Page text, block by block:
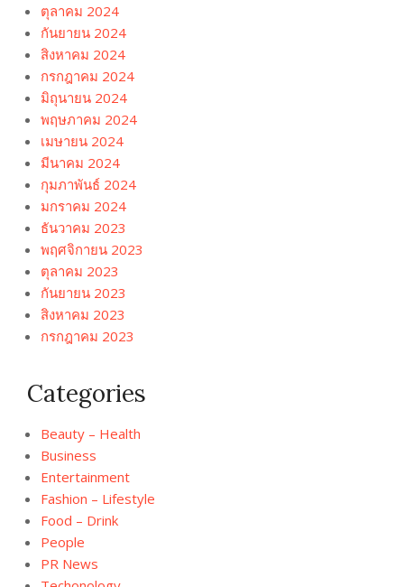
ตุลาคม 2024
กันยายน 2024
สิงหาคม 2024
กรกฎาคม 2024
มิถุนายน 2024
พฤษภาคม 2024
เมษายน 2024
มีนาคม 2024
กุมภาพันธ์ 2024
มกราคม 2024
ธันวาคม 2023
พฤศจิกายน 2023
ตุลาคม 2023
กันยายน 2023
สิงหาคม 2023
กรกฎาคม 2023
Categories
Beauty – Health
Business
Entertainment
Fashion – Lifestyle
Food – Drink
People
PR News